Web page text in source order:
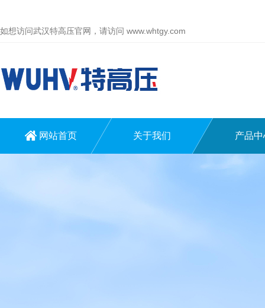
如想访问武汉特高压官网，请访问 www.whtgy.com
网站首页 关于我们 产品中